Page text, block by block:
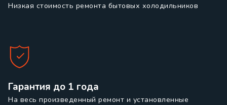
Низкая стоимость ремонта бытовых холодильников
Гарантия до 1 года
На весь произведенный ремонт и установленные